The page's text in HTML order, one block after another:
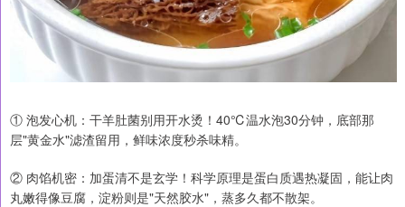
① 泡发心机：干羊肚菌别用开水烫！40℃温水泡30分钟，底部那
层"黄金水"滤渣留用，鲜味浓度秒杀味精。
② 肉馅机密：加蛋清不是玄学！科学原理是蛋白质遇热凝固，能让肉
丸嫩得像豆腐，淀粉则是"天然胶水"，蒸多久都不散架。